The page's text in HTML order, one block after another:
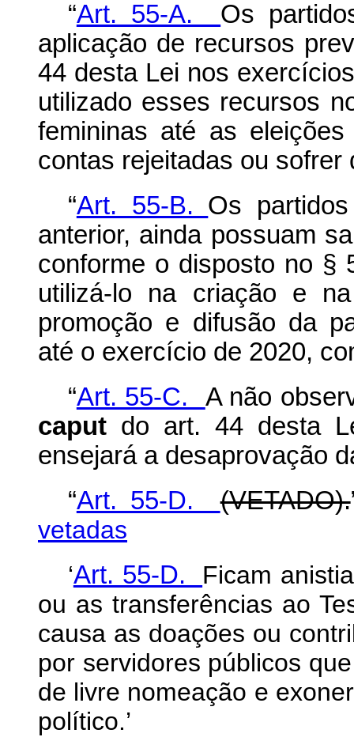
“Art. 55-A. Os
aplicação de recursos
44 desta Lei nos
utilizado esses recursos
femininas até as
contas rejeitadas ou
“Art. 55-B. Os
anterior, ainda possuam
conforme o disposto no §
utilizá-lo na criação e
promoção e difusão da
até o exercício de 2020,
“Art. 55-C. A não
caput do art. 44 desta
ensejará a desaprovação
“Art. 55-D.(VETADO).
vetadas
‘Art. 55-D. Ficam
ou as transferências ao
causa as doações ou
por servidores públicos
de livre nomeação e
político.’